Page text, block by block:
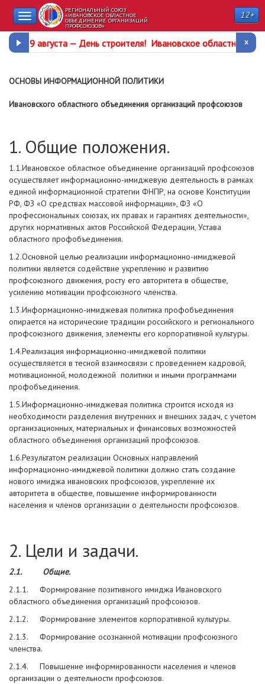
РЕГИОНАЛЬНЫЙ СОЮЗ
«ИВАНОВСКОЕ ОБЛАСТНОЕ
ОБЪЕДИНЕНИЕ ОРГАНИЗАЦИЙ
ПРОФСОЮЗОВ»
12+
Toggle
navigation
9 августа — День строителя! Ивановское областное
ОСНОВЫ ИНФОРМАЦИОННОЙ ПОЛИТИКИ
Ивановского областного объединения организаций профсоюзов
1. Общие положения.
1.1.Ивановское областное объединение организаций профсоюзов
осуществляет информационно-имиджевую деятельность в рамках
единой информационной стратегии ФНПР, на основе Конституции
РФ, ФЗ «О средствах массовой информации», ФЗ «О
профессиональных союзах, их правах и гарантиях деятельности»,
других нормативных актов Российской Федерации, Устава
областного профобъединения.
1.2.Основной целью реализации информационно-имиджевой
политики является содействие укреплению и развитию
профсоюзного движения, росту его авторитета в обществе,
усилению мотивации профсоюзного членства.
1.3.Информационно-имиджевая политика профобъединения
опирается на исторические традиции российского и регионального
профсоюзного движения, элементы его корпоративной культуры.
1.4.Реализация информационно-имиджевой политики
осуществляется в тесной взаимосвязи с проведением кадровой,
мотивационной, молодежной политики и иными программами
профобъединения.
1.5.Информационно-имиджевая политика строится исходя из
необходимости разделения внутренних и внешних задач, с учетом
организационных, материальных и финансовых возможностей
областного объединения организаций профсоюзов.
1.6.Результатом реализации Основных направлений
информационно-имиджевой политики должно стать создание
нового имиджа ивановских профсоюзов, укрепление их
авторитета в обществе, повышение информированности
населения и членов организации о деятельности профсоюзов.
2. Цели и задачи.
2.1. Общие.
2.1.1. Формирование позитивного имиджа Ивановского
областного объединения организаций профсоюзов.
2.1.2. Формирование элементов корпоративной культуры.
2.1.3. Формирование осознанной мотивации профсоюзного
членства.
2.1.4. Повышение информированности населения и членов
организации о деятельности профсоюзов.